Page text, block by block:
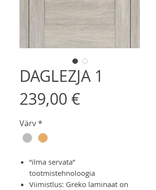
DAGLEZJA 1
239,00 €
Värv*
“ilma servata”
tootmistehnoloogia
Viimistlus: Greko laminaat on